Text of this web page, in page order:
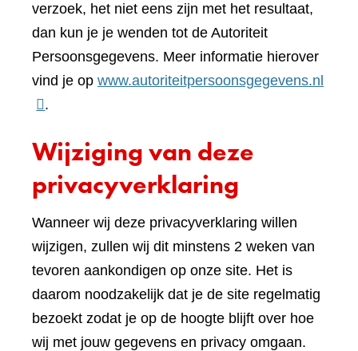
verzoek, het niet eens zijn met het resultaat,
dan kun je je wenden tot de Autoriteit
Persoonsgegevens. Meer informatie hierover
vind je op www.autoriteitpersoonsgegevens.nl
.
Wijziging van deze
privacyverklaring
Wanneer wij deze privacyverklaring willen
wijzigen, zullen wij dit minstens 2 weken van
tevoren aankondigen op onze site. Het is
daarom noodzakelijk dat je de site regelmatig
bezoekt zodat je op de hoogte blijft over hoe
wij met jouw gegevens en privacy omgaan.